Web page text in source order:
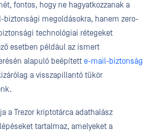
fontos, hogy ne hagyatkozzanak a
biztonsági megoldásokra, hanem zero-
technológiai rétegeket
esetben például az ismert
alapuló beépített e-mail-biztonság
a visszapillantó tükör
a Trezor kriptotárca adathalász
tartalmaz, amelyeket a